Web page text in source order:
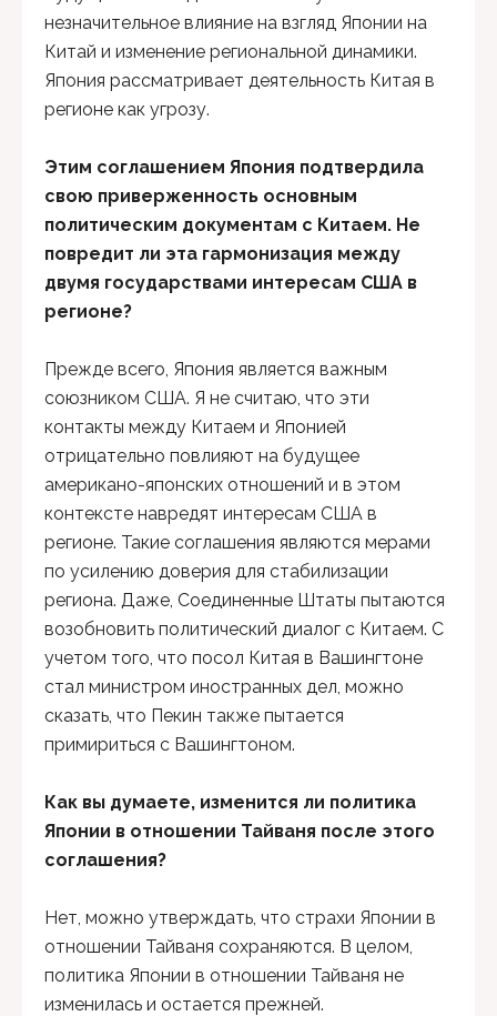
незначительное влияние на взгляд Японии на
Китай и изменение региональной динамики.
Япония рассматривает деятельность Китая в
регионе как угрозу.
Этим соглашением Япония подтвердила
свою приверженность основным
политическим документам с Китаем. Не
повредит ли эта гармонизация между
двумя государствами интересам США в
регионе?
Прежде всего, Япония является важным
союзником США. Я не считаю, что эти
контакты между Китаем и Японией
отрицательно повлияют на будущее
американо-японских отношений и в этом
контексте навредят интересам США в
регионе. Такие соглашения являются мерами
по усилению доверия для стабилизации
региона. Даже, Соединенные Штаты пытаются
возобновить политический диалог с Китаем. С
учетом того, что посол Китая в Вашингтоне
стал министром иностранных дел, можно
сказать, что Пекин также пытается
примириться с Вашингтоном.
Как вы думаете, изменится ли политика
Японии в отношении Тайваня после этого
соглашения?
Нет, можно утверждать, что страхи Японии в
отношении Тайваня сохраняются. В целом,
политика Японии в отношении Тайваня не
изменилась и остается прежней.